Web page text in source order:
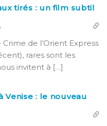
tirés : un film subtil
de l’Orient Express
rares sont les
invitent à […]
Venise : le nouveau